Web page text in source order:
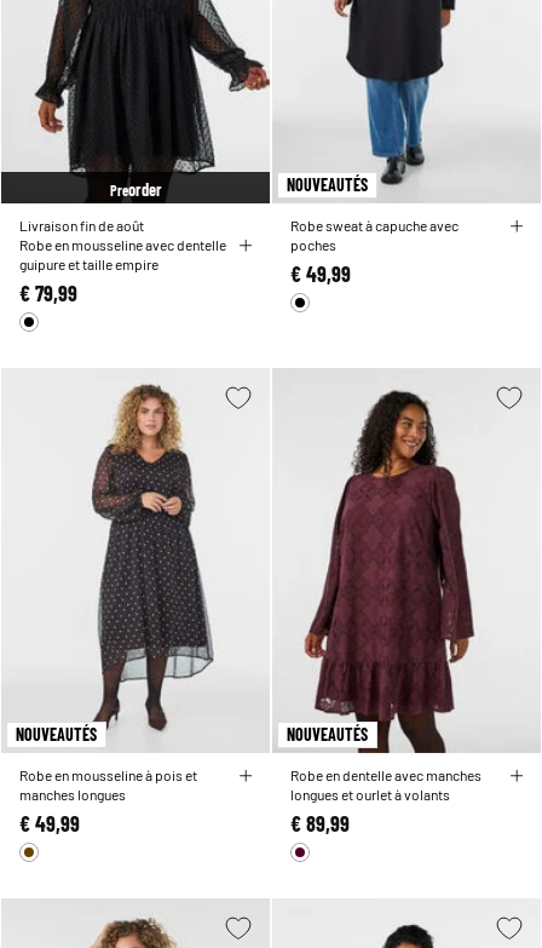
Preorder
Livraison fin de août
Robe en mousseline avec dentelle
guipure et taille empire
€ 79,99
NOUVEAUTÉS
Robe sweat à capuche avec
poches
€ 49,99
NOUVEAUTÉS
Robe en mousseline à pois et
manches longues
€ 49,99
NOUVEAUTÉS
Robe en dentelle avec manches
longues et ourlet à volants
€ 89,99